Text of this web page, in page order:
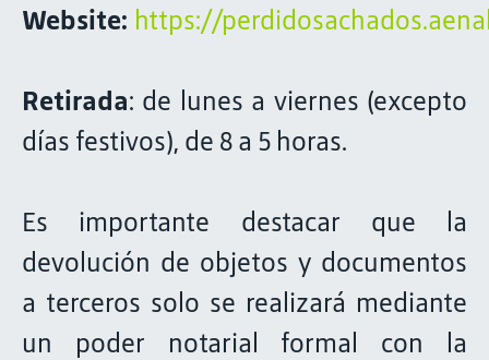
Website: https://
Retirada: de lunes a viernes (excepto
días festivos), de 8 a 5 horas.
Es importante destacar que la
devolución de objetos y documentos
a terceros solo se realizará mediante
un poder notarial formal con la